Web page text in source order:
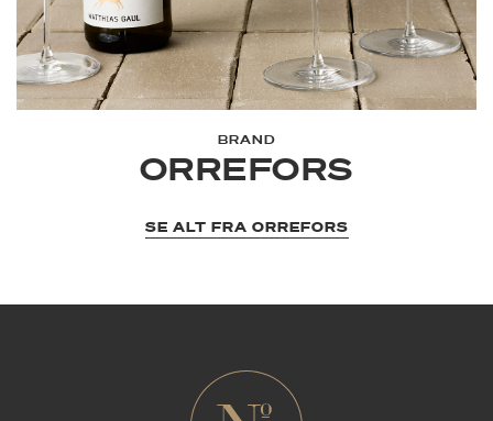
BRAND
ORREFORS
SE ALT FRA ORREFORS